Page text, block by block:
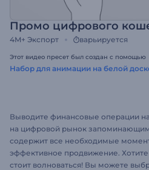
Промо цифрового
4M+ Экспорт варьируется
Этот видео пресет был создан с помощью
Набор для анимации на белой
Выводите финансовые операции
на цифровой рынок
содержит все необходимые
эффективное продвижение.
стоит волноваться! Вы можете